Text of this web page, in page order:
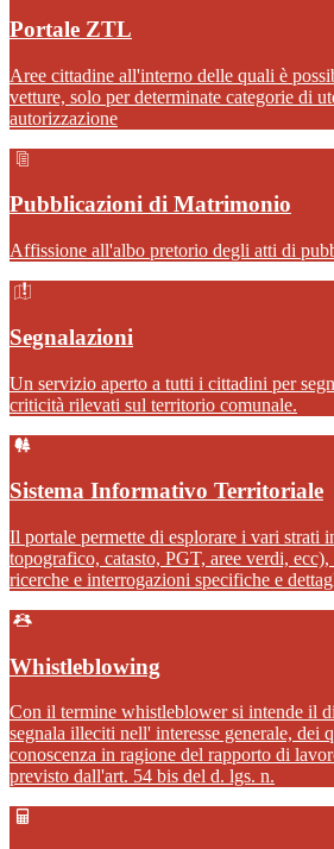
Portale ZTL
Aree cittadine all'interno delle quali è
vetture, solo per determinate categorie di
autorizzazione
Pubblicazioni di Matrimonio
Affissione all'albo pretorio degli atti di
Segnalazioni
Un servizio aperto a tutti i cittadini per
criticità rilevati sul territorio comunale.
Sistema Informativo Territoriale
Il portale permette di esplorare i vari strati
topografico, catasto, PGT, aree verdi,
ricerche e interrogazioni specifiche e
Whistleblowing
Con il termine whistleblower si intende il
segnala illeciti nell' interesse generale, dei
conoscenza in ragione del rapporto di
previsto dall'art. 54 bis del d. lgs. n.